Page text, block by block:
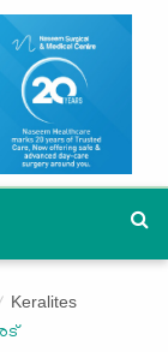
Keralites